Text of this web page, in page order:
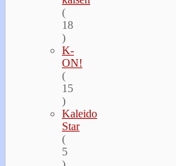
(
18
)
K-
ON!
(
15
)
Kaleido
Star
(
5